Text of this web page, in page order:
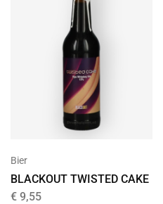
Bier
BLACKOUT TWISTED CAKE
€ 9,55